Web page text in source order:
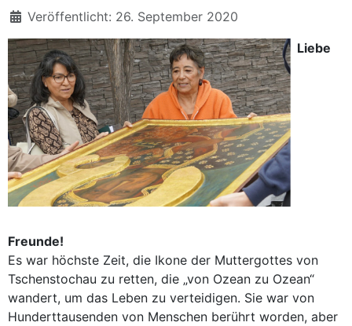
Veröffentlicht: 26. September 2020
Liebe
Freunde!
Es war höchste Zeit, die Ikone der Muttergottes von
Tschenstochau zu retten, die „von Ozean zu Ozean“
wandert, um das Leben zu verteidigen. Sie war von
Hunderttausenden von Menschen berührt worden, aber